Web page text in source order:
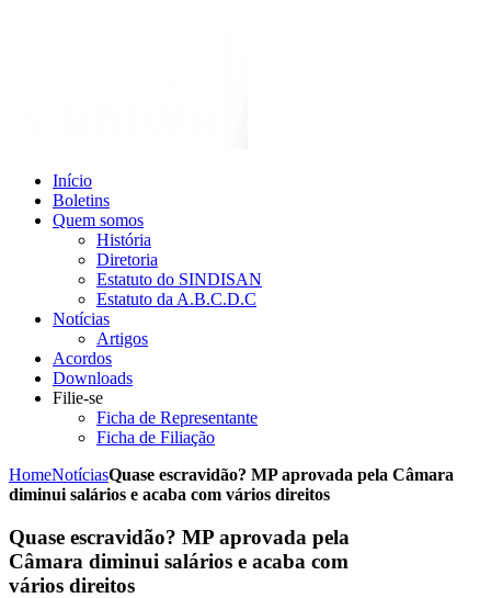
Início
Boletins
Quem somos
História
Diretoria
Estatuto do SINDISAN
Estatuto da A.B.C.D.C
Notícias
Artigos
Acordos
Downloads
Filie-se
Ficha de Representante
Ficha de Filiação
HomeNotíciasQuase escravidão? MP aprovada pela Câmara
diminui salários e acaba com vários direitos
Quase escravidão? MP aprovada pela
Câmara diminui salários e acaba com
vários direitos